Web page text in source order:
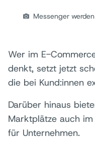
Messenger
Wer im E-
denkt, setzt jetzt
die bei Kund:innen
Darüber hinaus
Marktplätze auch
für Unternehmen.